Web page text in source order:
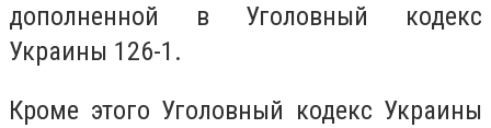
дополненной в Уголовный кодекс
Украины 126-1.
Кроме этого Уголовный кодекс Украины